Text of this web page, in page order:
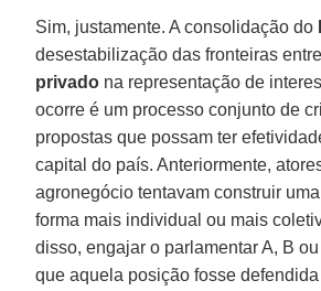
Sim, justamente. A consolidação do
desestabilização das fronteiras
privado na representação de
ocorre é um processo conjunto de
propostas que possam ter
capital do país. Anteriormente,
agronegócio tentavam construir
forma mais individual ou mais
disso, engajar o parlamentar A, B
que aquela posição fosse